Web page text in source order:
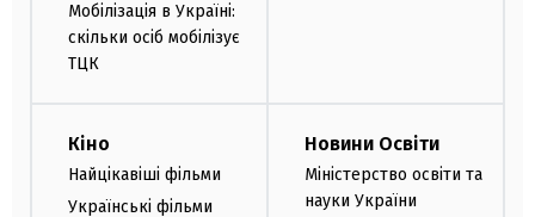
Мобілізація в Україні:
скільки осіб мобілізує
ТЦК
Кіно
Найцікавіші фільми
Українські фільми
Новини Освіти
Міністерство освіти та
науки України